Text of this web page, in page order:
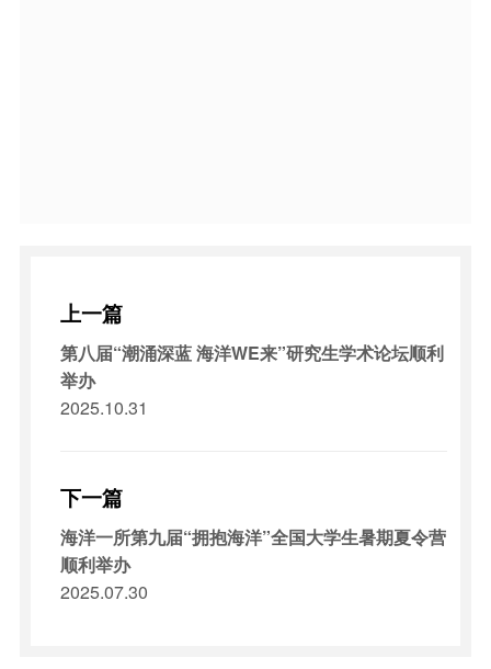
上一篇
第八届“潮涌深蓝 海洋WE来”研究生学术论坛顺利
举办
2025.10.31
下一篇
海洋一所第九届“拥抱海洋”全国大学生暑期夏令营
顺利举办
2025.07.30